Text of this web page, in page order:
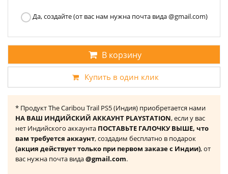
Да, создайте (от вас нам нужна почта вида @gmail.com)
В корзину
Купить в один клик
* Продукт The Caribou Trail PS5 (Индия) приобретается нами
НА ВАШ ИНДИЙСКИЙ АККАУНТ PLAYSTATION, если у вас
нет Индийского аккаунта ПОСТАВЬТЕ ГАЛОЧКУ ВЫШЕ, что
вам требуется аккаунт, создадим бесплатно в подарок
(акция действует только при первом заказе с Индии), от
вас нужна почта вида@gmail.com.